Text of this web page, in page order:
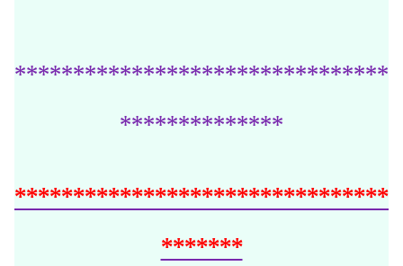
********************************
**************
********************************
*******